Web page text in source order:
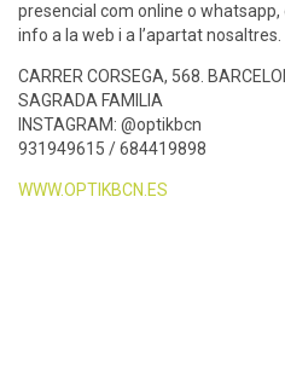
presencial com online o whatsapp,
info a la web i a l’apartat nosaltres.
CARRER CORSEGA, 568.
SAGRADA FAMILIA
INSTAGRAM: @optikbcn
931949615 / 684419898
WWW.OPTIKBCN.ES